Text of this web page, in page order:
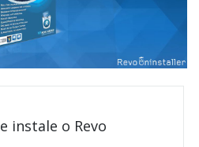
e instale o Revo